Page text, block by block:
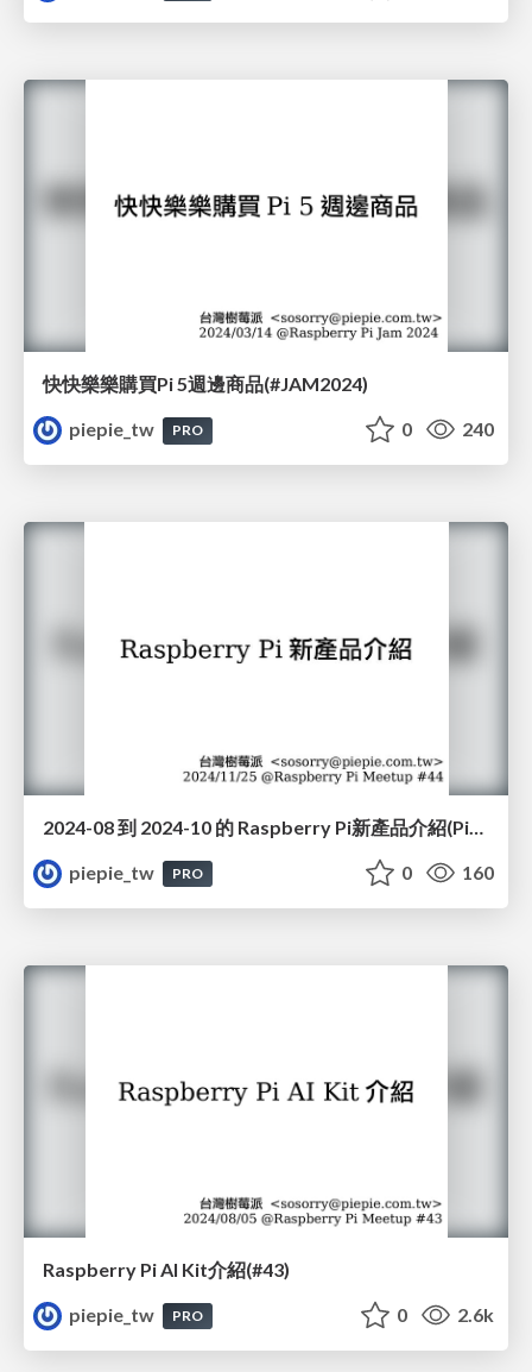
快快樂樂購買Pi 5週邊商品(#JAM2024)
piepie_tw
PRO 0 240
2024-08 到 2024-10 的 Raspberry Pi新產品介紹(Pico 2, microSD, Bumper, AI Camera, AI HAT+)(#44)
piepie_tw
PRO 0 160
Raspberry Pi AI Kit介紹(#43)
piepie_tw
PRO 0 2.6k